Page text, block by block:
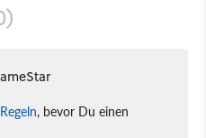
, bevor Du einen